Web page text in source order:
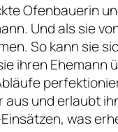
Ofenbauerin
Und als sie
So kann sie
ihren Ehemann
aus und erlaubt
was